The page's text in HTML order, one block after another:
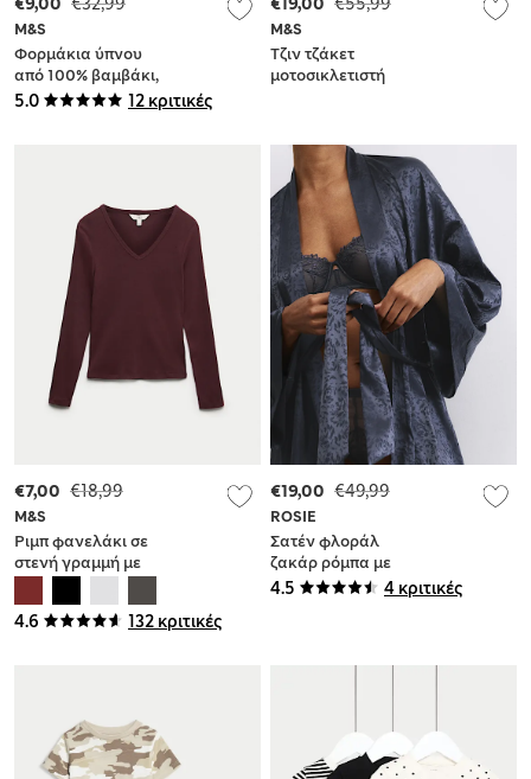
5.0 12 κριτικές
M&S
Φορμάκια ύπνου
από 100% βαμβάκι,
σετ των 3 (2,3 κιλά-3
M&S
Τζιν τζάκετ
μοτοσικλετιστή
4.6 132 κριτικές
M&S
Ριμπ φανελάκι σε
στενή γραμμή με
υψηλή
περιεκτικότητα σε
€18,99
€7,00
4.5 4 κριτικές
ROSIE
Σατέν φλοράλ
ζακάρ ρόμπα με
σχέδιο λυσίανθο
€49,99
€19,00